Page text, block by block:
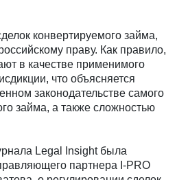
конвертируемого займа,
праву. Как правило,
в качестве применимого
что объясняется
законодательстве самого
займа, а также сложностью
Legal Insight была
партнера I-PRO